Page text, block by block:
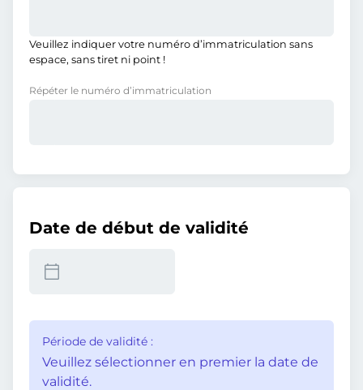
Veuillez indiquer votre numéro d’immatriculation sans
espace, sans tiret ni point !
Répéter le numéro d’immatriculation
Date de début de validité
Période de validité :
Veuillez sélectionner en premier la date de
validité.